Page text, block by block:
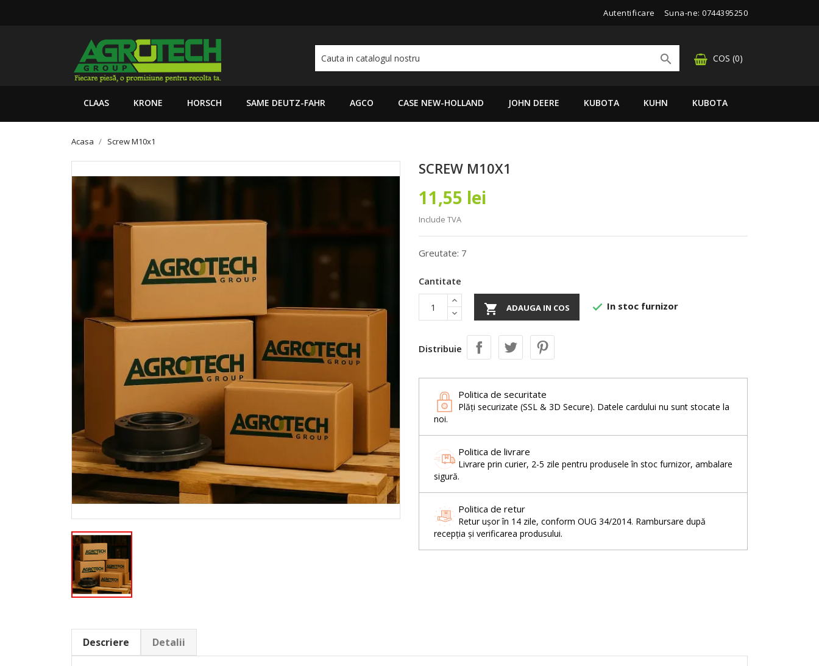
Autentificare Suna-ne: 0744395250
COS (0)

CLAAS KRONE HORSCH SAME DEUTZ-FAHR AGCO CASE NEW-HOLLAND JOHN DEERE KUBOTA KUHN KUBOTA
Acasa Screw M10x1
SCREW M10X1
11,55 lei
Include TVA
Greutate: 7
Cantitate
 ADAUGA IN COS  In stoc furnizor
Distribuie
Politica de securitate
Plăți securizate (SSL & 3D Secure). Datele cardului nu sunt stocate la
noi.
Politica de livrare
Livrare prin curier, 2-5 zile pentru produsele în stoc furnizor, ambalare
sigură.
Politica de retur
Retur ușor în 14 zile, conform OUG 34/2014. Rambursare după
recepția și verificarea produsului.
Descriere Detalii